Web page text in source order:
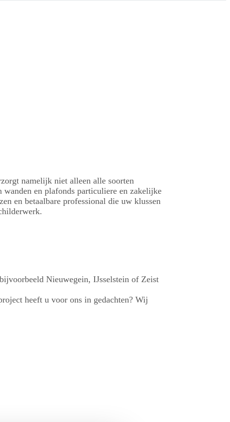
namelijk niet alleen alle soorten
wanden en plafonds particuliere en zakelijke
en betaalbare professional die uw klussen
Nieuwegein, IJsselstein of Zeist
heeft u voor ons in gedachten? Wij